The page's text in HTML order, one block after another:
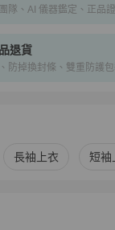
隊、AI 儀器鑑定、正品
退貨
防掉換封條、雙重防護
男裝相似商品
長袖上衣 短袖
賣家